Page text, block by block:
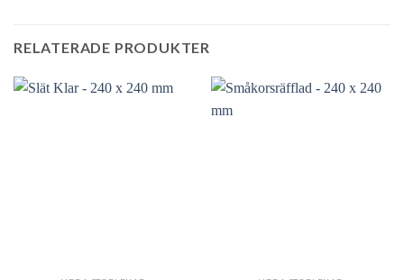
RELATERADE PRODUKTER